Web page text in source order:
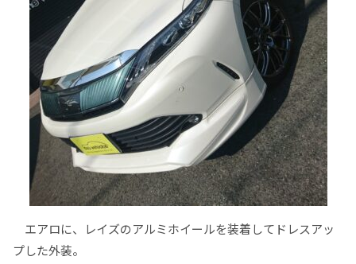
エアロに、レイズのアルミホイールを装着してドレスアッ
プした外装。